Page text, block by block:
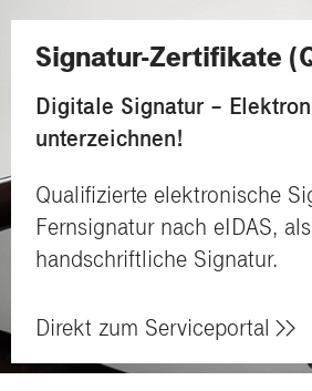
Signatur-Zertifikate
Digitale Signatur –
unterzeichnen!
Qualifizierte elektronische
Fernsignatur nach eIDAS,
handschriftliche Signatur.
Direkt zum Serviceportal